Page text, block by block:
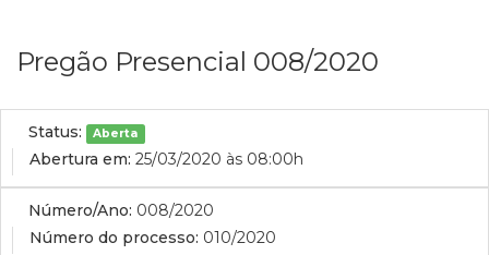
Pregão Presencial 008/2020
Status: Aberta
Abertura em: 25/03/2020 às 08:00h
Número/Ano: 008/2020
Número do processo: 010/2020